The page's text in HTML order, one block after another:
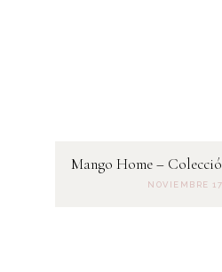
Mango Home –
NOVIEMBRE